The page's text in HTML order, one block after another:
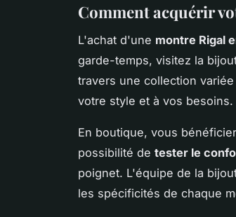
Comment acquérir
L'achat d'une montre Rigal
garde-temps, visitez la
travers une collection
votre style et à vos besoins.
En boutique, vous
possibilité de tester le
poignet. L'équipe de la
les spécificités de chaque